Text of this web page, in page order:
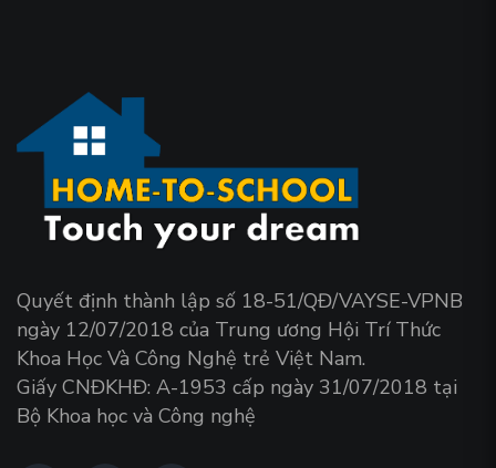
Quyết định thành lập số 18-51/QĐ/VAYSE-VPNB
ngày 12/07/2018 của Trung ương Hội Trí Thức
Khoa Học Và Công Nghệ trẻ Việt Nam.
Giấy CNĐKHĐ: A-1953 cấp ngày 31/07/2018 tại
Bộ Khoa học và Công nghệ